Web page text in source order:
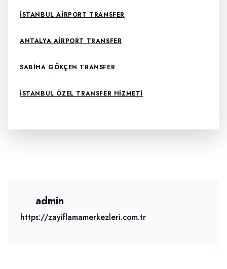
ISTANBUL AIRPORT TRANSFER
ANTALYA AIRPORT TRANSFER
SABIHA GÖKÇEN TRANSFER
ISTANBUL ÖZEL TRANSFER HIZMETI
admin
https://zayiflamamerkezleri.com.tr